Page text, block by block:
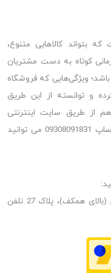
بتواند کالاهایی متنوع،
کوتاه به دست مشتریان
ویژگی‌هایی که فروشگاه
و توانسته از این طریق
از طریق سایت اینترنتی
filikids.com و اینستاگرام fili_ _kids@ و واتساپ 09308091831 می توانید
تبریز، رشدیه، مرکز خرید پالادیوم، طبقه اول (بالای همکف)، پلاک 27 تلفن